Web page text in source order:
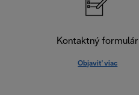
Kontaktný formulár
Objaviť viac